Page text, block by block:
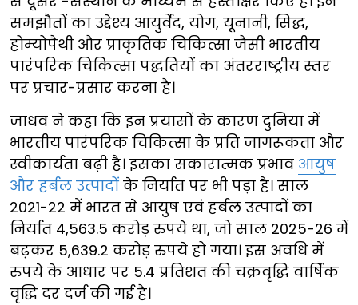
समझौतों का उद्देश्य आयुर्वेद, योग, यूनानी, सिद्ध,
होम्योपैथी और प्राकृतिक चिकित्सा जैसी भारतीय
पारंपरिक चिकित्सा पद्धतियों का अंतरराष्ट्रीय स्तर
पर प्रचार-प्रसार करना है।
जाधव ने कहा कि इन प्रयासों के कारण दुनिया में
भारतीय पारंपरिक चिकित्सा के प्रति जागरूकता और
स्वीकार्यता बढ़ी है। इसका सकारात्मक प्रभाव आयुष
और हर्बल उत्पादों के निर्यात पर भी पड़ा है। साल
2021-22 में भारत से आयुष एवं हर्बल उत्पादों का
निर्यात 4,563.5 करोड़ रुपये था, जो साल 2025-26 में
बढ़कर 5,639.2 करोड़ रुपये हो गया। इस अवधि में
रुपये के आधार पर 5.4 प्रतिशत की चक्रवृद्धि वार्षिक
वृद्धि दर दर्ज की गई है।